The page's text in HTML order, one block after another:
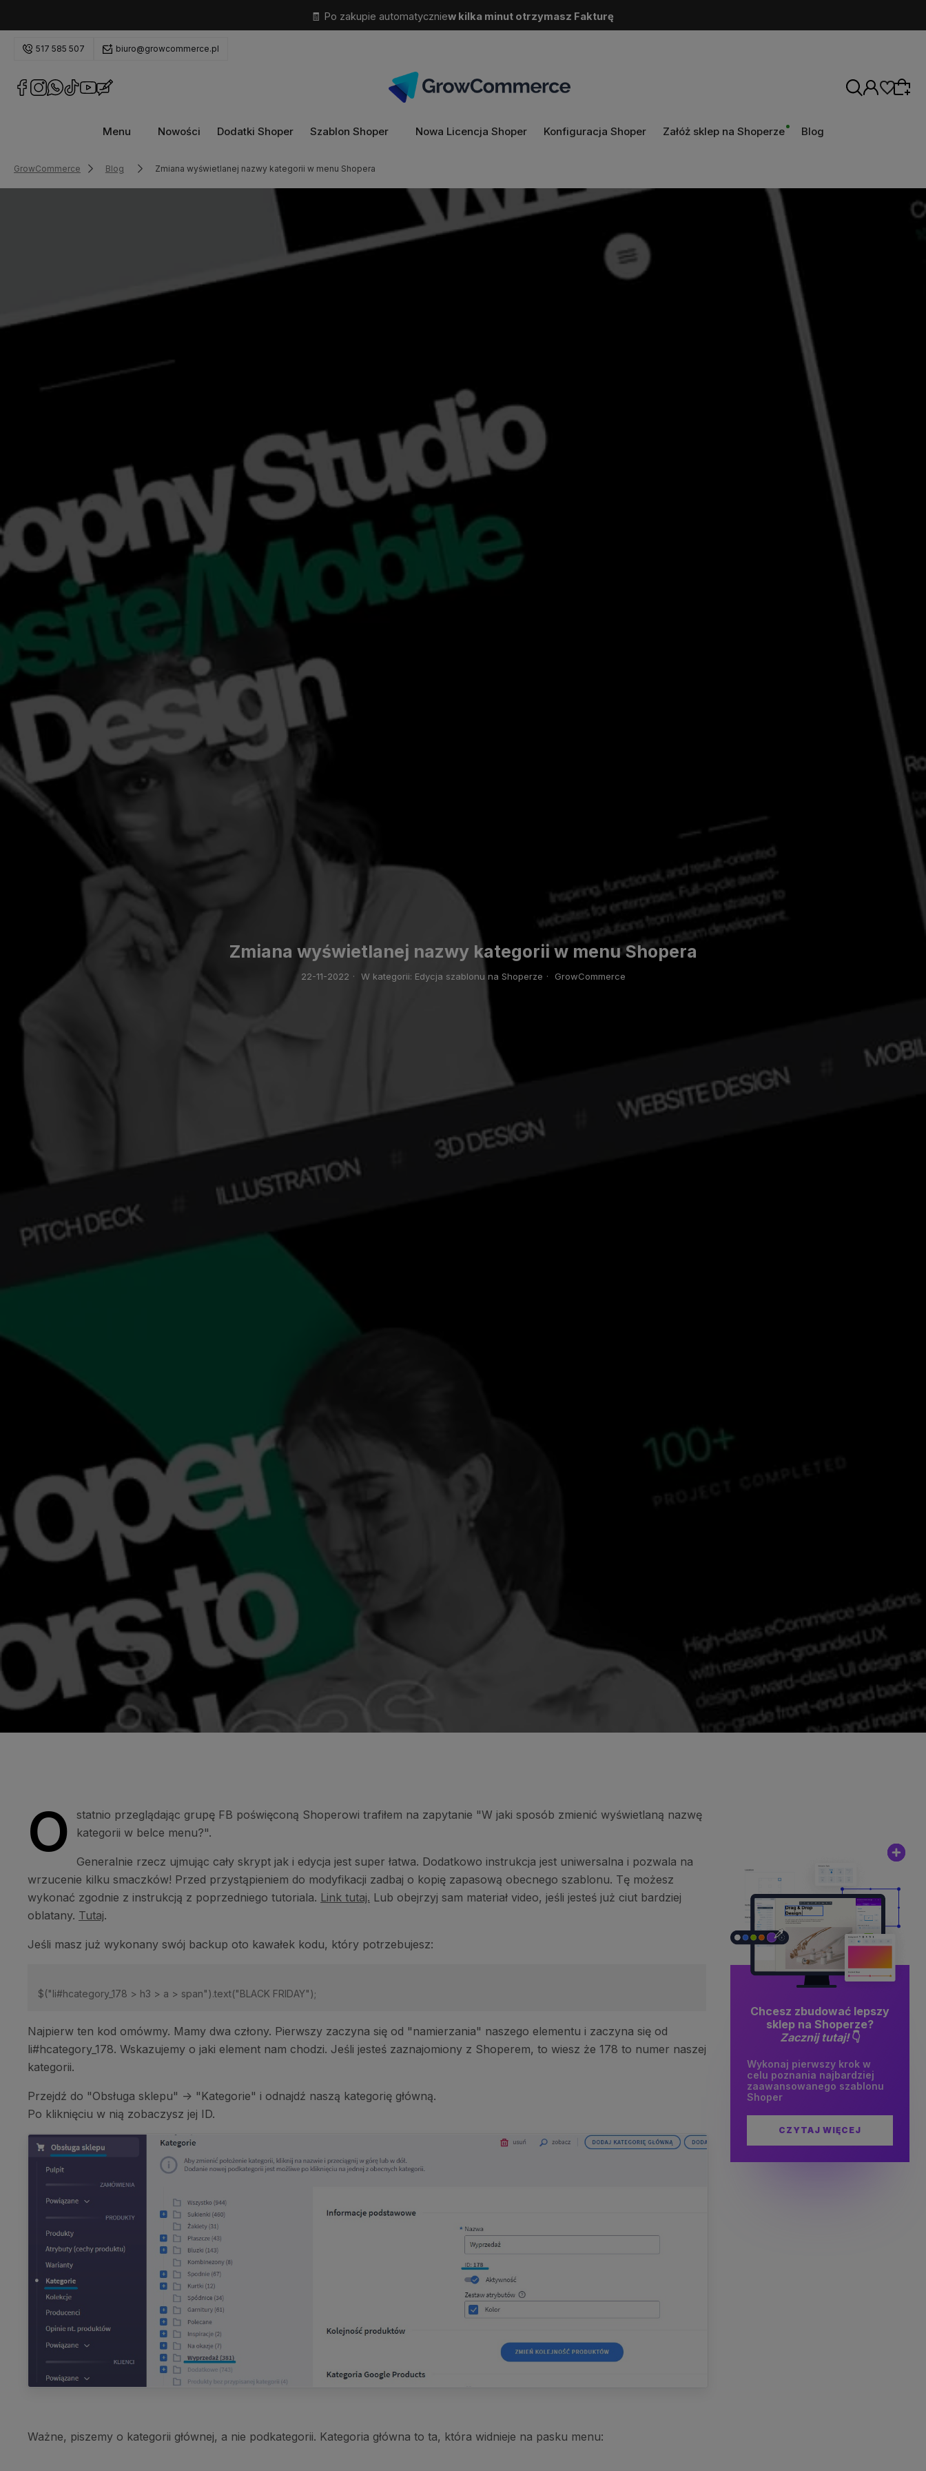
🧾 Po zakupie automatyczniew kilka minut otrzymasz Fakturę
517 585 507 biuro@growcommerce.pl
Menu Nowości Dodatki Shoper Szablon Shoper Nowa Licencja Shoper Konfiguracja Shoper Załóż sklep na Shoperze Blog
GrowCommerce Blog Zmiana wyświetlanej nazwy kategorii w menu Shopera
Zmiana wyświetlanej nazwy kategorii w menu Shopera
22-11-2022 · W kategorii: Edycja szablonu na Shoperze · GrowCommerce
O
statnio przeglądając grupę FB poświęconą Shoperowi trafiłem na zapytanie "W jaki sposób zmienić wyświetlaną nazwę
kategorii w belce menu?".
Generalnie rzecz ujmując cały skrypt jak i edycja jest super łatwa. Dodatkowo instrukcja jest uniwersalna i pozwala na
wrzucenie kilku smaczków! Przed przystąpieniem do modyfikacji zadbaj o kopię zapasową obecnego szablonu. Tę możesz
wykonać zgodnie z instrukcją z poprzedniego tutoriala. Link tutaj. Lub obejrzyj sam materiał video, jeśli jesteś już ciut bardziej
oblatany. Tutaj.
Jeśli masz już wykonany swój backup oto kawałek kodu, który potrzebujesz:
Najpierw ten kod omówmy. Mamy dwa człony. Pierwszy zaczyna się od "namierzania" naszego elementu i zaczyna się od
li#hcategory_178. Wskazujemy o jaki element nam chodzi. Jeśli jesteś zaznajomiony z Shoperem, to wiesz że 178 to numer naszej
kategorii.
Przejdź do "Obsługa sklepu" -> "Kategorie" i odnajdź naszą kategorię główną.
Po kliknięciu w nią zobaczysz jej ID.
Ważne, piszemy o kategorii głównej, a nie podkategorii. Kategoria główna to ta, która widnieje na pasku menu:
Chcesz zbudować lepszy
sklep na Shoperze?
Zacznij tutaj!👇
Wykonaj pierwszy krok w
celu poznania najbardziej
zaawansowanego szablonu
Shoper
CZYTAJ WIĘCEJ